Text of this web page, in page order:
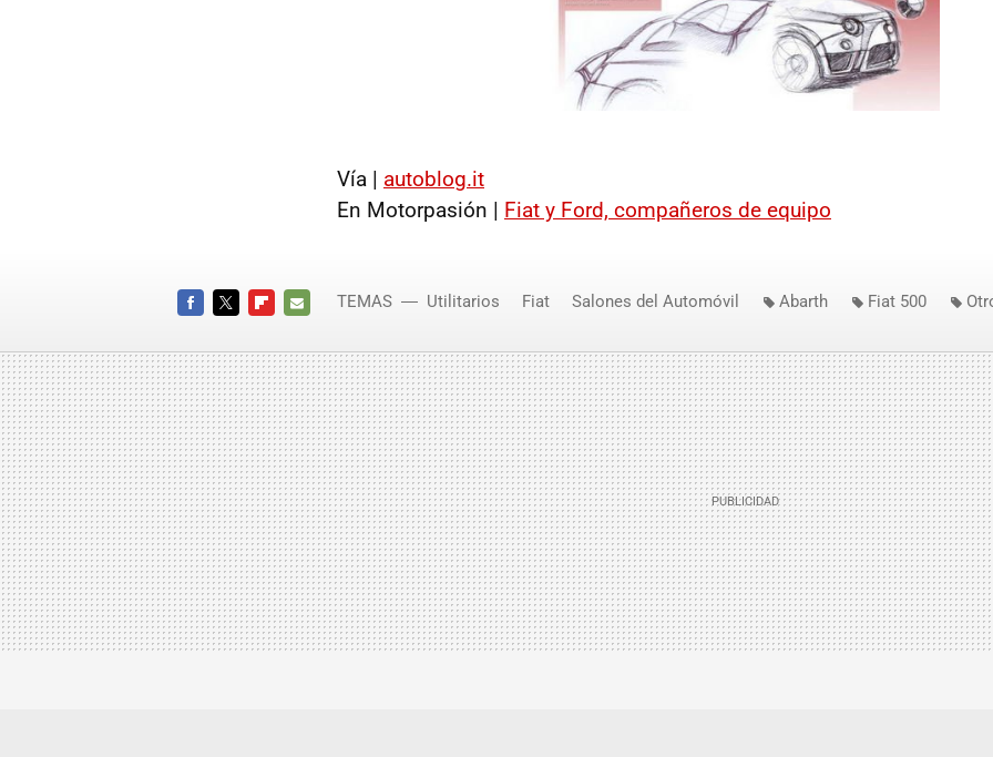
Vía | autoblog.it
En Motorpasión | Fiat y Ford, compañeros de equipo
MAIL
TEMAS Utilitarios Fiat Salones del Automóvil Abarth Fiat 500